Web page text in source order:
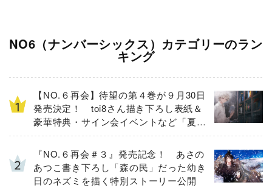
NO6（ナンバーシックス）カテゴリーのラン
キング
【NO.６再会】待望の第４巻が９月30日
発売決定！ toi8さん描き下ろし表紙＆
豪華特典・サイン会イベントなど「夏の
３大ニュース」を一挙解禁！
『NO.６再会＃３』発売記念！ あさの
あつこ書き下ろし「森の民」だった幼き
日のネズミを描く特別ストーリー公開